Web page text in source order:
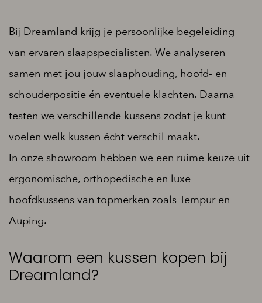
Bij Dreamland krijg je persoonlijke begeleiding
van ervaren slaapspecialisten. We analyseren
samen met jou jouw slaaphouding, hoofd- en
schouderpositie én eventuele klachten. Daarna
testen we verschillende kussens zodat je kunt
voelen welk kussen écht verschil maakt.
In onze showroom hebben we een ruime keuze uit
ergonomische, orthopedische en luxe
hoofdkussens van topmerken zoals Tempuren
Auping.
Waarom een kussen kopen bij
Dreamland?